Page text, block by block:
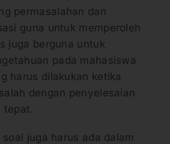
permasalahan dan
guna untuk memperoleh
juga berguna untuk
pada mahasiswa
harus dilakukan ketika
dengan penyelesaian
tepat.
juga harus ada dalam